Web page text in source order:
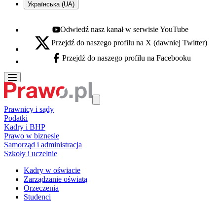
Українська (UA)
Youtube - otwiera się w nowej karcie
Odwiedź nasz kanał w serwisie YouTube
X - otwiera się w nowej karcie
Przejdź do naszego profilu na X (dawniej Twitter)
Facebook - otwiera się w nowej karcie
Przejdź do naszego profilu na Facebooku
Prawnicy i sądy
Podatki
Kadry i BHP
Prawo w biznesie
Samorząd i administracja
Szkoły i uczelnie
Kadry w oświacie
Zarządzanie oświatą
Orzeczenia
Studenci